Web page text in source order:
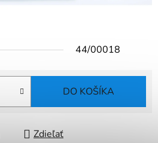
44/00018
DO KOŠÍKA
Zdieľať